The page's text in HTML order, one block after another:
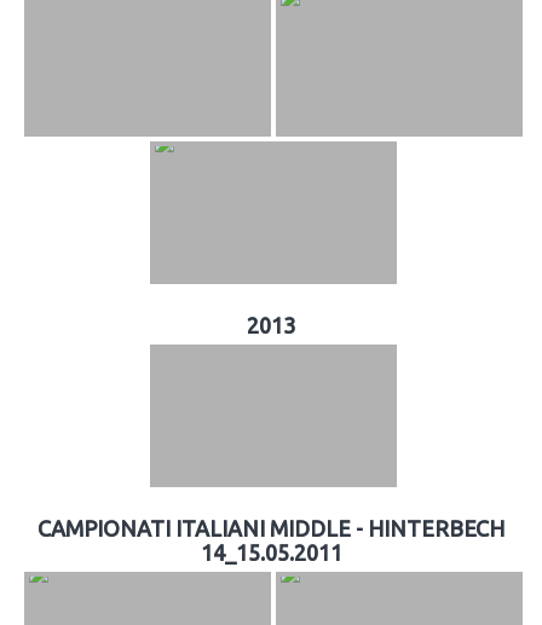
2013
CAMPIONATI ITALIANI MIDDLE - HINTERBECH
14_15.05.2011